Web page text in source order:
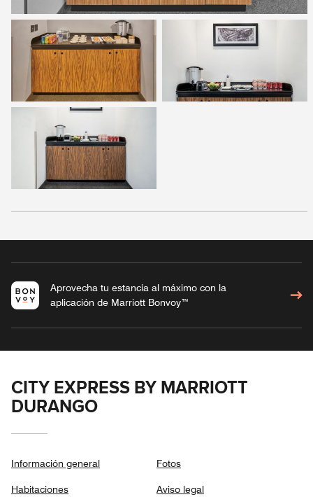
Aprovecha tu estancia al máximo con la
aplicación de Marriott Bonvoy™
CITY EXPRESS BY MARRIOTT
DURANGO
Información general
Habitaciones
Fotos
Aviso legal